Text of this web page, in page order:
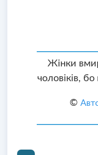
Жінки
чоловіків,
©